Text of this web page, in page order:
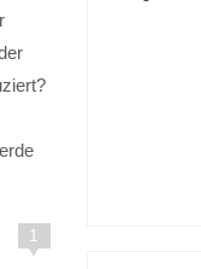
1